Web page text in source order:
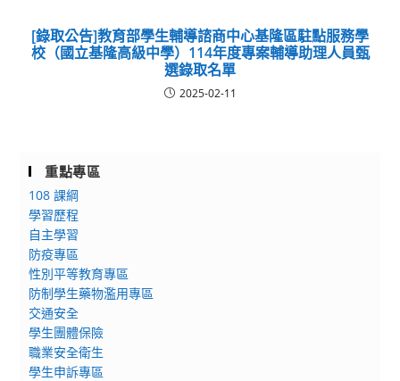
[錄取公告]教育部學生輔導諮商中心基隆區駐點服務學
校（國立基隆高級中學）114年度專案輔導助理人員甄
選錄取名單
2025-02-11
重點專區
108 課綱
學習歷程
自主學習
防疫專區
性別平等教育專區
防制學生藥物濫用專區
交通安全
學生團體保險
職業安全衛生
學生申訴專區